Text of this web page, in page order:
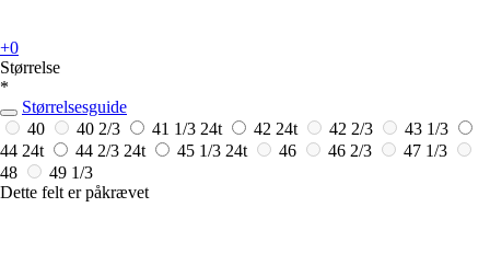
+0
Størrelse
*
Størrelsesguide
40
40 2/3 41 1/3 24t 42 24t 42 2/3
43 1/3
44 24t 44 2/3 24t 45 1/3 24t 46 46 2/3
47 1/3
48
49 1/3
Dette felt er påkrævet